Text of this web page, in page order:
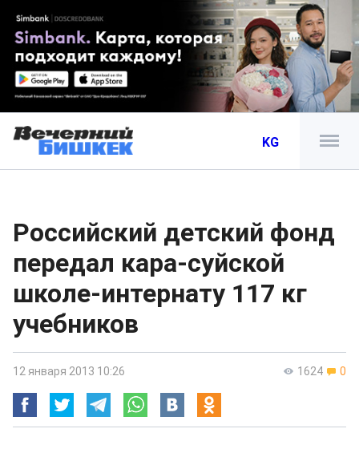
KG
Российский детский фонд
передал кара-суйской
школе-интернату 117 кг
учебников
1624 0
12 января 2013 10:26